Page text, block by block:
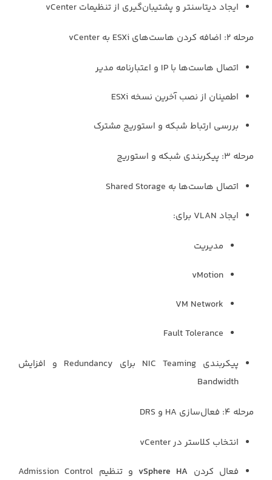
ایجاد دیتاسنتر و پشتیبان‌گیری از تنظیمات vCenter
مرحله ۲: اضافه کردن هاست‌های ESXi به vCenter
اتصال هاست‌ها با IP و اعتبارنامه مدیر
اطمینان از نصب آخرین نسخه ESXi
بررسی ارتباط شبکه و استوریج مشترک
مرحله ۳: پیکربندی شبکه و استوریج
اتصال هاست‌ها به Shared Storage
ایجاد VLAN برای:
مدیریت
vMotion
VM Network
Fault Tolerance
پیکربندی NIC Teaming برای Redundancy و افزایش
Bandwidth
مرحله ۴: فعال‌سازی HA و DRS
انتخاب کلاستر در vCenter
فعال کردن vSphere HA
و تنظیم Admission Control